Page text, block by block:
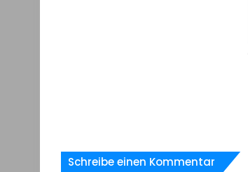
Schreibe einen Kommentar